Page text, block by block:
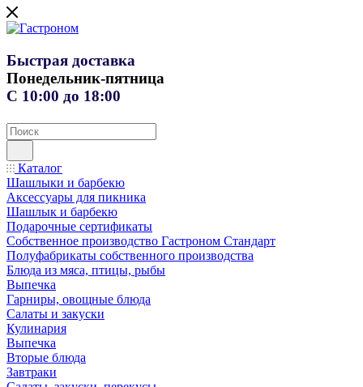
Быстрая доставка
Понедельник-пятница
С 10:00 до 18:00
Каталог
Шашлыки и барбекю
Аксессуары для пикника
Шашлык и барбекю
Подарочные сертификаты
Собственное производство Гастроном Стандарт
Полуфабрикаты собственного производства
Блюда из мяса, птицы, рыбы
Выпечка
Гарниры, овощные блюда
Салаты и закуски
Кулинария
Выпечка
Вторые блюда
Завтраки